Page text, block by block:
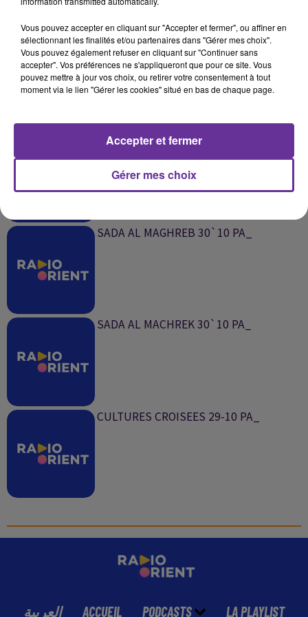
SUR LE MÊME SUJET
SADA AL MAGHREB 31`10 PA_
SADA AL MACHREK 31`10 PA_
SADA AL MAGHREB 30`10 PA_
SADA AL MACHREK 30`10 PA_
CULTURES CROISEES 29-10 PA_
العربية ACCUEIL PODCASTS LA PLAYLIST
Vous pouvez accepter en cliquant sur "Accepter et fermer", ou affiner en
sélectionnant les finalités et/ou partenaires dans "Gérer mes choix".
Vous pouvez également refuser en cliquant sur "Continuer sans
accepter". Vos préférences ne s'appliqueront que pour ce site. Vous
pouvez mettre à jour vos choix, ou retirer votre consentement à tout
moment via le lien "Gérer les cookies" situé en bas de chaque page.
Gérer mes choix
Accepter et fermer